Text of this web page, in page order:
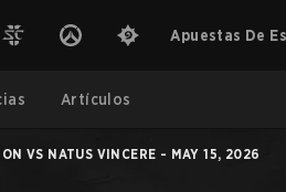
Apuestas De
Artículos
VS NATUS VINCERE - MAY 15, 2026